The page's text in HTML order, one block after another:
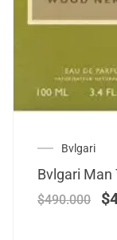
Bvlgari
Bvlgari Man
$490.000 $